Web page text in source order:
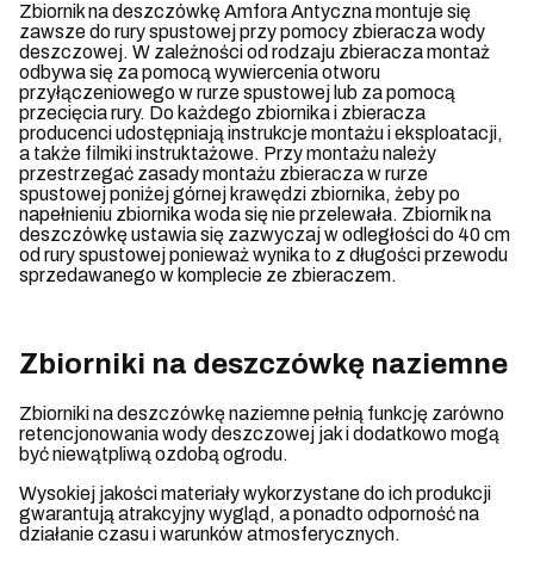
Zbiornik na deszczówkę Amfora Antyczna montuje się
zawsze do rury spustowej przy pomocy zbieracza wody
deszczowej. W zależności od rodzaju zbieracza montaż
odbywa się za pomocą wywiercenia otworu
przyłączeniowego w rurze spustowej lub za pomocą
przecięcia rury. Do każdego zbiornika i zbieracza
producenci udostępniają instrukcje montażu i eksploatacji,
a także filmiki instruktażowe. Przy montażu należy
przestrzegać zasady montażu zbieracza w rurze
spustowej poniżej górnej krawędzi zbiornika, żeby po
napełnieniu zbiornika woda się nie przelewała. Zbiornik na
deszczówkę ustawia się zazwyczaj w odległości do 40 cm
od rury spustowej ponieważ wynika to z długości przewodu
sprzedawanego w komplecie ze zbieraczem.
Zbiorniki na deszczówkę naziemne
Zbiorniki na deszczówkę naziemne pełnią funkcję zarówno
retencjonowania wody deszczowej jak i dodatkowo mogą
być niewątpliwą ozdobą ogrodu.
Wysokiej jakości materiały wykorzystane do ich produkcji
gwarantują atrakcyjny wygląd, a ponadto odporność na
działanie czasu i warunków atmosferycznych.